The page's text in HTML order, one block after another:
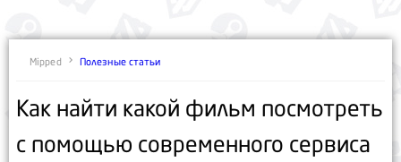
Mipped Полезные статьи
Как найти какой фильм посмотреть
с помощью современного сервиса